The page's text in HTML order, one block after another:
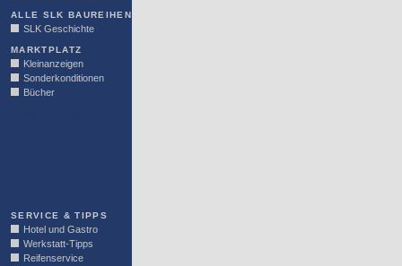
ALLE SLK BAUREIHEN
SLK Geschichte
MARKTPLATZ
Kleinanzeigen
Sonderkonditionen
Bücher
SERVICE & TIPPS
Hotel und Gastro
Werkstatt-Tipps
Reifenservice